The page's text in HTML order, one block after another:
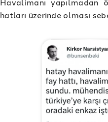
Havalimanı yapılmadan
hatları üzerinde olması